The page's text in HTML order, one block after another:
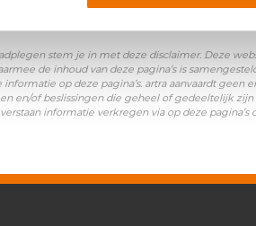
stem je in met deze disclaimer. Deze
de inhoud van deze pagina’s is
op deze pagina’s. artra aanvaardt geen
en/of beslissingen die geheel of gedeeltelijk
informatie verkregen via op deze